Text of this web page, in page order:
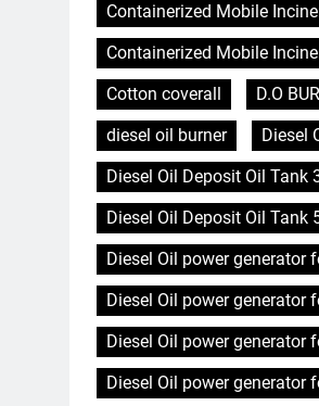
Containerized Mobile
Containerized Mobile
Cotton coverall
D.O
diesel oil burner
Diesel
Diesel Oil Deposit Oil
Diesel Oil Deposit Oil
Diesel Oil power generator
Diesel Oil power generator
Diesel Oil power generator
Diesel Oil power generator